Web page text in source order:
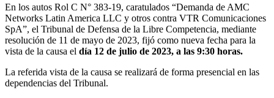
En los autos Rol C N° 383-19, caratulados “Demanda de AMC
Networks Latin America LLC y otros contra VTR Comunicaciones
SpA”, el Tribunal de Defensa de la Libre Competencia, mediante
resolución de 11 de mayo de 2023, fijó como nueva fecha para la
vista de la causa el día 12 de julio de 2023, a las 9:30 horas.
La referida vista de la causa se realizará de forma presencial en las
dependencias del Tribunal.